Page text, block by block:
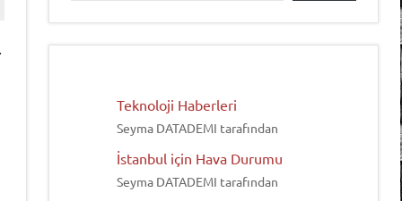
Teknoloji Haberleri
Seyma DATADEMI tarafından
İstanbul için Hava Durumu
Seyma DATADEMI tarafından